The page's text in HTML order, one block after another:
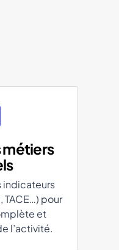
indicateurs
TACE…) pour
et
l’activité.